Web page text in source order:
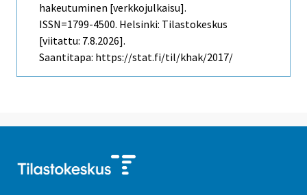
hakeutuminen [verkkojulkaisu].
ISSN=1799-4500. Helsinki: Tilastokeskus
[viitattu: 7.8.2026].
Saantitapa: https://stat.fi/til/khak/2017/